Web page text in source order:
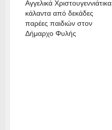
Αγγελικά Χριστουγεννιάτικα
κάλαντα από δεκάδες
παρέες παιδιών στον
Δήμαρχο Φυλής